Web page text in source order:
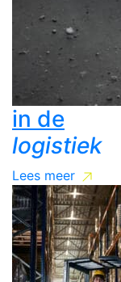
in de
logistiek
Lees meer